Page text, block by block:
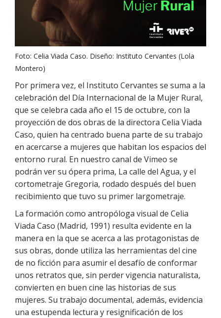
Foto: Celia Viada Caso. Diseño: Instituto Cervantes (Lola
Montero)
Por primera vez, el Instituto Cervantes se suma a la
celebración del Día Internacional de la Mujer Rural,
que se celebra cada año el 15 de octubre, con la
proyección de dos obras de la directora Celia Viada
Caso, quien ha centrado buena parte de su trabajo
en acercarse a mujeres que habitan los espacios del
entorno rural. En nuestro canal de Vimeo se
podrán ver su ópera prima, La calle del Agua, y el
cortometraje Gregoria, rodado después del buen
recibimiento que tuvo su primer largometraje.
La formación como antropóloga visual de Celia
Viada Caso (Madrid, 1991) resulta evidente en la
manera en la que se acerca a las protagonistas de
sus obras, donde utiliza las herramientas del cine
de no ficción para asumir el desafío de conformar
unos retratos que, sin perder vigencia naturalista,
convierten en buen cine las historias de sus
mujeres. Su trabajo documental, además, evidencia
una estupenda lectura y resignificación de los